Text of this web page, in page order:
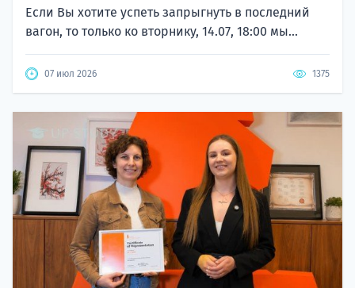
Если Вы хотите успеть запрыгнуть в последний
вагон, то только ко вторнику, 14.07, 18:00 мы...
07 июл 2026 1375